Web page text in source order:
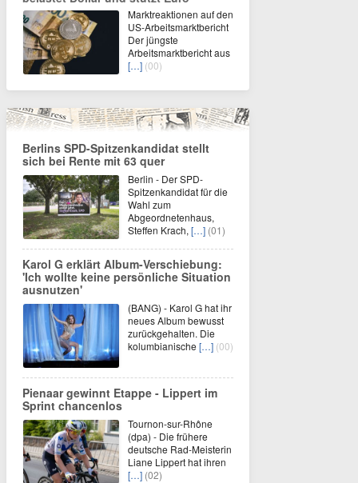
Marktreaktionen auf den
US-Arbeitsmarktbericht
Der jüngste
Arbeitsmarktbericht aus
[…] (00)
Berlins SPD-Spitzenkandidat stellt
sich bei Rente mit 63 quer
Berlin - Der SPD-
Spitzenkandidat für die
Wahl zum
Abgeordnetenhaus,
Steffen Krach, […] (01)
Karol G erklärt Album-Verschiebung:
'Ich wollte keine persönliche Situation
ausnutzen'
(BANG) - Karol G hat ihr
neues Album bewusst
zurückgehalten. Die
kolumbianische […] (00)
Pienaar gewinnt Etappe - Lippert im
Sprint chancenlos
Tournon-sur-Rhône
(dpa) - Die frühere
deutsche Rad-Meisterin
Liane Lippert hat ihren
[…] (02)